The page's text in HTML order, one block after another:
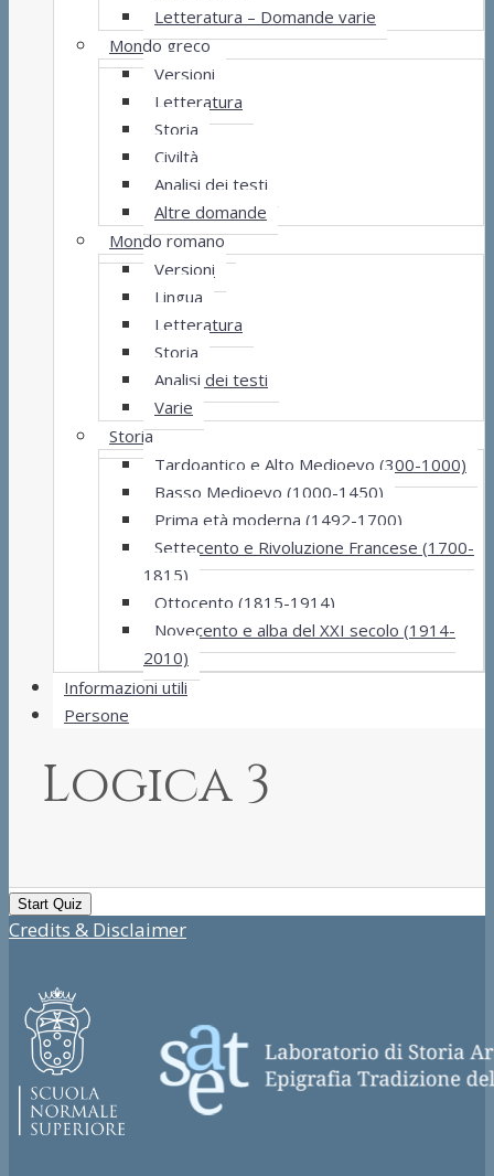
Letteratura – Domande varie
Mondo greco
Versioni
Letteratura
Storia
Civiltà
Analisi dei testi
Altre domande
Mondo romano
Versioni
Lingua
Letteratura
Storia
Analisi dei testi
Varie
Storia
Tardoantico e Alto Medioevo (300-1000)
Basso Medioevo (1000-1450)
Prima età moderna (1492-1700)
Settecento e Rivoluzione Francese (1700-
1815)
Ottocento (1815-1914)
Novecento e alba del XXI secolo (1914-
2010)
Informazioni utili
Persone
Logica 3
Credits & Disclaimer